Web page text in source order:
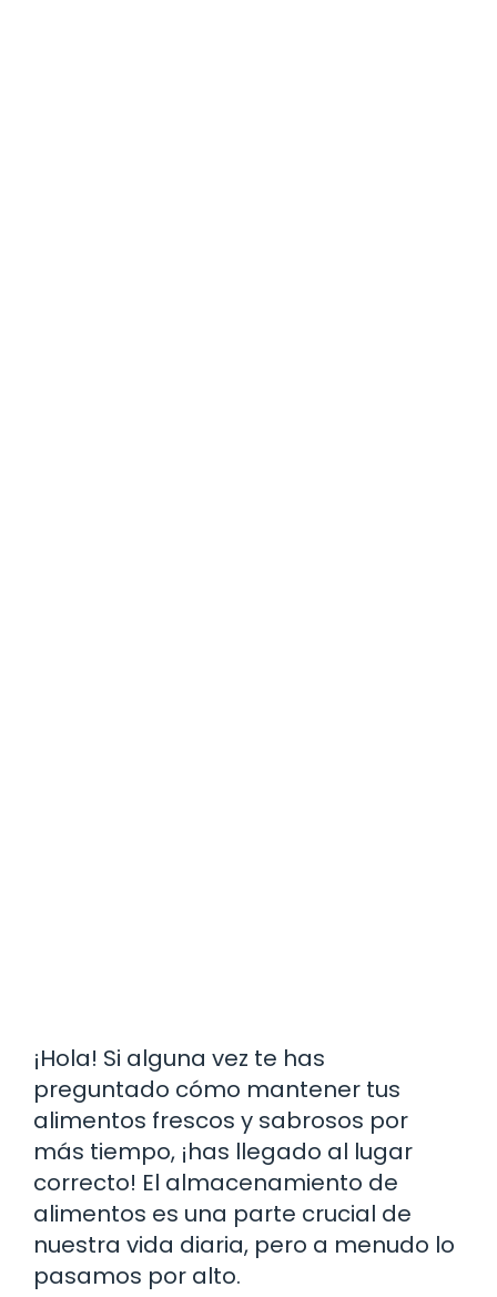
¡Hola! Si alguna vez te has
preguntado cómo mantener tus
alimentos frescos y sabrosos por
más tiempo, ¡has llegado al lugar
correcto! El almacenamiento de
alimentos es una parte crucial de
nuestra vida diaria, pero a menudo lo
pasamos por alto.